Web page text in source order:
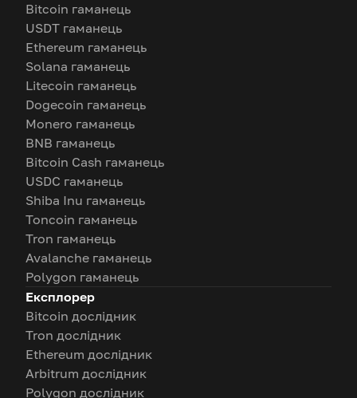
Bitcoin гаманець
USDT гаманець
Ethereum гаманець
Solana гаманець
Litecoin гаманець
Dogecoin гаманець
Monero гаманець
BNB гаманець
Bitcoin Cash гаманець
USDC гаманець
Shiba Inu гаманець
Toncoin гаманець
Tron гаманець
Avalanche гаманець
Polygon гаманець
Експлорер
Bitcoin дослідник
Tron дослідник
Ethereum дослідник
Arbitrum дослідник
Polygon дослідник